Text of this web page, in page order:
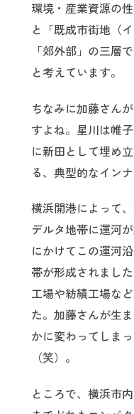
環境・産業資源の
と「既成市街地（
「郊外部」の三層
と考えています。
ちなみに加藤さん
すよね。星川は帷
に新田として埋め
る、典型的なイン
横浜開港によって
デルタ地帯に運河
にかけてこの運河
帯が形成されまし
工場や紡績工場な
た。加藤さんが生
かに変わってしま
（笑）。
ところで、横浜市